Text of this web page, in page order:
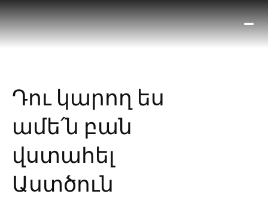
Դու կարող ես
ամե՛ն բան
վստահել
Աստծուն